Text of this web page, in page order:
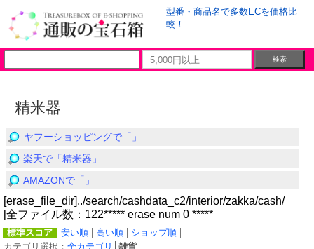
型番・商品名で多数ECを価格比
較！
精米器
ヤフーショッピングで「」
楽天で「精米器」
AMAZONで「」
[erase_file_dir]../search/cashdata_c2/interior/zakka/cash/
[全ファイル数：122***** erase num 0 *****
標準スコア 安い順 高い順
ショップ順
カテゴリ選択： 全カテゴリ 雑貨